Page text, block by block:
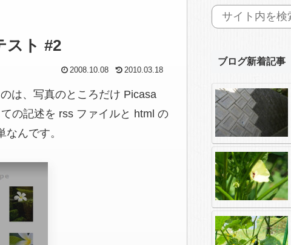
スト #2
2008.10.08 2010.03.18
は、写真のところだけ Picasa
の記述を rss ファイルと html の
なんです。
ブログ新着記事